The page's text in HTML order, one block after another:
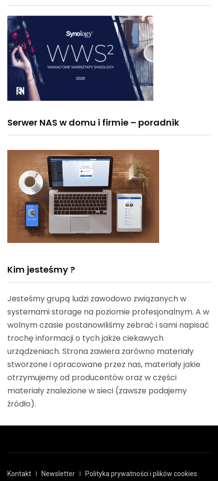
Serwer NAS w domu i firmie – poradnik
Kim jesteśmy ?
Jesteśmy grupą ludzi zawodowo związanych w
systemami storage na poziomie profesjonalnym. A w
wolnym czasie postanowiliśmy zebrać i sami napisać
trochę informacji o tych jakże ciekawych
urządzeniach. Strona zawiera zarówno materiały
stworzone i opracowane przez nas, materiały jakie
otrzymujemy od producentów oraz w części
materiały znalezione w sieci (zawsze podajemy
źródło).
Kontakt Newsletter Polityka prywatności i plików cookies